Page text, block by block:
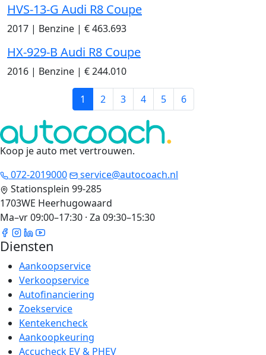
HVS-13-G Audi R8 Coupe
2017 | Benzine | € 463.693
HX-929-B Audi R8 Coupe
2016 | Benzine | € 244.010
1 2 3 4 5 6
Koop je auto met vertrouwen.
072-2019000
service@autocoach.nl
Stationsplein 99-285
1703WE Heerhugowaard
Ma–vr 09:00–17:30 · Za 09:30–15:30
Diensten
Aankoopservice
Verkoopservice
Autofinanciering
Zoekservice
Kentekencheck
Aankoopkeuring
Accucheck EV & PHEV